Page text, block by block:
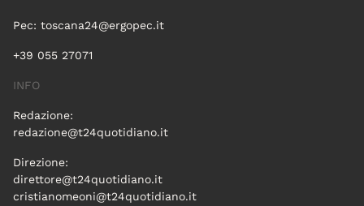
Pec: toscana24@ergopec.it
+39 055 27071
INFO
Redazione:
redazione@t24quotidiano.it
Direzione:
direttore@t24quotidiano.it
cristianomeoni@t24quotidiano.it